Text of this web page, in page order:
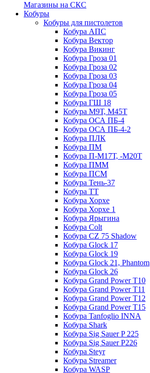
Магазины на СКС
Кобуры
Кобуры для пистолетов
Кобура АПС
Кобура Вектор
Кобура Викинг
Кобура Гроза 01
Кобура Гроза 02
Кобура Гроза 03
Кобура Гроза 04
Кобура Гроза 05
Кобура ГШ 18
Кобура М9Т, М45Т
Кобура ОСА ПБ-4
Кобура ОСА ПБ-4-2
Кобура ПЛК
Кобура ПМ
Кобура П-М17Т, -М20Т
Кобура ПММ
Кобура ПСМ
Кобура Тень-37
Кобура ТТ
Кобура Хорхе
Кобура Хорхе 1
Кобура Ярыгина
Кобура Colt
Кобура CZ 75 Shadow
Кобура Glock 17
Кобура Glock 19
Кобура Glock 21, Phantom
Кобура Glock 26
Кобура Grand Power T10
Кобура Grand Power T11
Кобура Grand Power T12
Кобура Grand Power T15
Кобура Tanfoglio INNA
Кобура Shark
Кобура Sig Sauer P 225
Кобура Sig Sauer P226
Кобура Steyr
Кобура Streamer
Кобура WASP